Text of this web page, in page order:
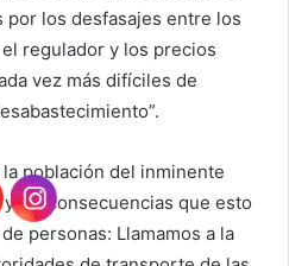
por los desfasajes entre los
regulador y los precios
vez más difíciles de
población del inminente
las consecuencias que esto
personas: Llamamos a la